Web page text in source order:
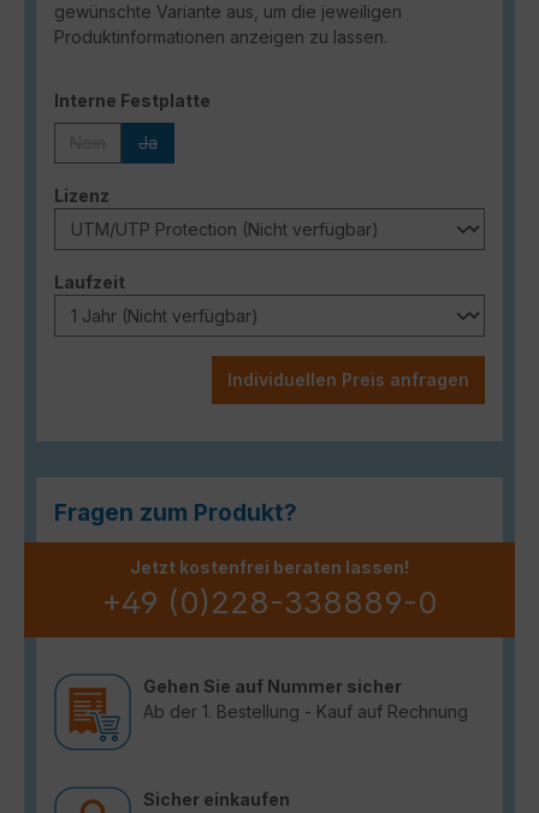
gewünschte Variante aus, um die jeweiligen
Produktinformationen anzeigen zu lassen.
Interne Festplatte
Ja
Lizenz
Laufzeitauswählen
Individuellen Preis anfragen
Fragen zum Produkt?
Jetzt kostenfrei beraten lassen!
+49 (0)228-338889-0
Gehen Sie auf Nummer sicher
Ab der 1. Bestellung - Kauf auf Rechnung
Sicher einkaufen